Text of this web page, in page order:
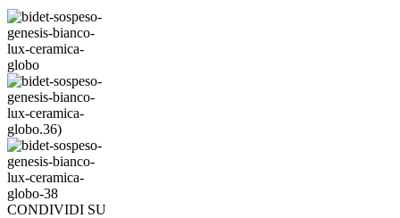
CONDIVIDI SU